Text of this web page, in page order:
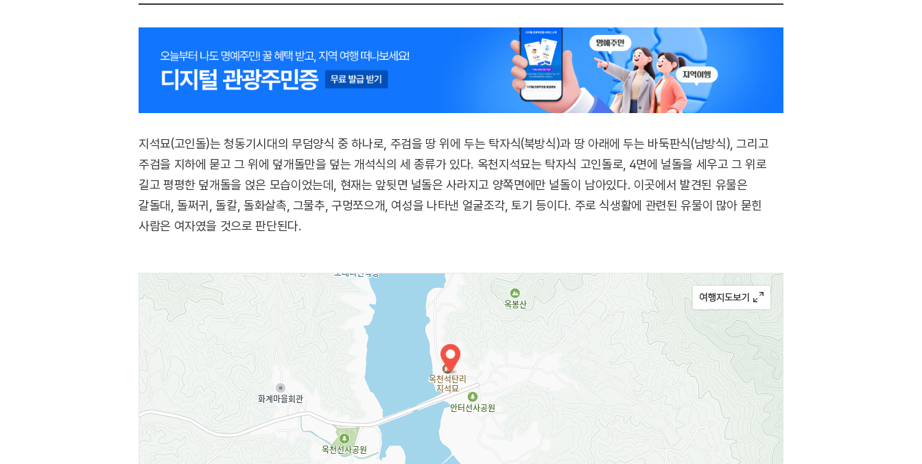
지석묘(고인돌)는 청동기시대의 무덤양식 중 하나로, 주검을 땅 위에 두는 탁자식(북방식)과 땅 아래에 두는 바둑판식(남방식), 그리고
주검을 지하에 묻고 그 위에 덮개돌만을 덮는 개석식의 세 종류가 있다. 옥천지석묘는 탁자식 고인돌로, 4면에 널돌을 세우고 그 위로
길고 평평한 덮개돌을 얹은 모습이었는데, 현재는 앞뒷면 널돌은 사라지고 양쪽면에만 널돌이 남아있다. 이곳에서 발견된 유물은
갈돌대, 돌쩌귀, 돌칼, 돌화살촉, 그물추, 구멍쪼으개, 여성을 나타낸 얼굴조각, 토기 등이다. 주로 식생활에 관련된 유물이 많아 묻힌
사람은 여자였을 것으로 판단된다.